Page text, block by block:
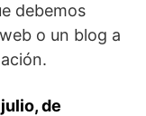
debemos
o un blog a
de